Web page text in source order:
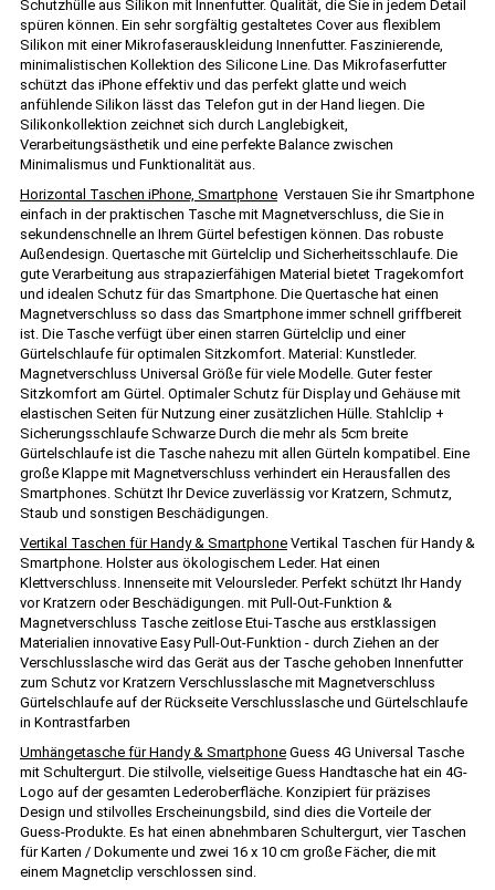
Schutzhülle aus Silikon mit Innenfutter. Qualität, die Sie in jedem Detail
spüren können. Ein sehr sorgfältig gestaltetes Cover aus flexiblem
Silikon mit einer Mikrofaserauskleidung Innenfutter. Faszinierende,
minimalistischen Kollektion des Silicone Line. Das Mikrofaserfutter
schützt das iPhone effektiv und das perfekt glatte und weich
anfühlende Silikon lässt das Telefon gut in der Hand liegen. Die
Silikonkollektion zeichnet sich durch Langlebigkeit,
Verarbeitungsästhetik und eine perfekte Balance zwischen
Minimalismus und Funktionalität aus.
Horizontal Taschen iPhone, Smartphone Verstauen Sie ihr Smartphone
einfach in der praktischen Tasche mit Magnetverschluss, die Sie in
sekundenschnelle an Ihrem Gürtel befestigen können. Das robuste
Außendesign. Quertasche mit Gürtelclip und Sicherheitsschlaufe. Die
gute Verarbeitung aus strapazierfähigen Material bietet Tragekomfort
und idealen Schutz für das Smartphone. Die Quertasche hat einen
Magnetverschluss so dass das Smartphone immer schnell griffbereit
ist. Die Tasche verfügt über einen starren Gürtelclip und einer
Gürtelschlaufe für optimalen Sitzkomfort. Material: Kunstleder.
Magnetverschluss Universal Größe für viele Modelle. Guter fester
Sitzkomfort am Gürtel. Optimaler Schutz für Display und Gehäuse mit
elastischen Seiten für Nutzung einer zusätzlichen Hülle. Stahlclip +
Sicherungsschlaufe Schwarze Durch die mehr als 5cm breite
Gürtelschlaufe ist die Tasche nahezu mit allen Gürteln kompatibel. Eine
große Klappe mit Magnetverschluss verhindert ein Herausfallen des
Smartphones. Schützt Ihr Device zuverlässig vor Kratzern, Schmutz,
Staub und sonstigen Beschädigungen.
Vertikal Taschen für Handy & Smartphone Vertikal Taschen für Handy &
Smartphone. Holster aus ökologischem Leder. Hat einen
Klettverschluss. Innenseite mit Veloursleder. Perfekt schützt Ihr Handy
vor Kratzern oder Beschädigungen. mit Pull-Out-Funktion &
Magnetverschluss Tasche zeitlose Etui-Tasche aus erstklassigen
Materialien innovative Easy Pull-Out-Funktion - durch Ziehen an der
Verschlusslasche wird das Gerät aus der Tasche gehoben Innenfutter
zum Schutz vor Kratzern Verschlusslasche mit Magnetverschluss
Gürtelschlaufe auf der Rückseite Verschlusslasche und Gürtelschlaufe
in Kontrastfarben
Umhängetasche für Handy & Smartphone Guess 4G Universal Tasche
mit Schultergurt. Die stilvolle, vielseitige Guess Handtasche hat ein 4G-
Logo auf der gesamten Lederoberfläche. Konzipiert für präzises
Design und stilvolles Erscheinungsbild, sind dies die Vorteile der
Guess-Produkte. Es hat einen abnehmbaren Schultergurt, vier Taschen
für Karten / Dokumente und zwei 16 x 10 cm große Fächer, die mit
einem Magnetclip verschlossen sind.